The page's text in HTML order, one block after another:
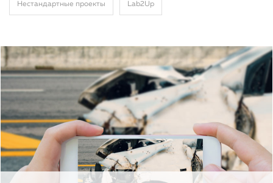
Нестандартные проекты Lab2Up